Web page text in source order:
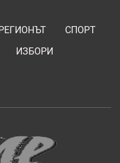
СПОРТ
ИЗБОРИ